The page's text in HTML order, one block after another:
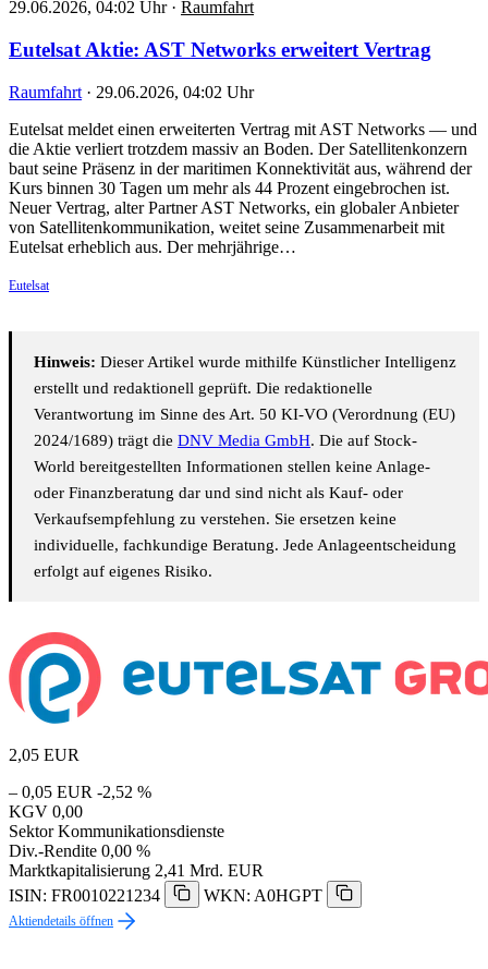
29.06.2026, 04:02 Uhr · Raumfahrt
Eutelsat Aktie: AST Networks erweitert Vertrag
Raumfahrt · 29.06.2026, 04:02 Uhr
Eutelsat meldet einen erweiterten Vertrag mit AST Networks — und
die Aktie verliert trotzdem massiv an Boden. Der Satellitenkonzern
baut seine Präsenz in der maritimen Konnektivität aus, während der
Kurs binnen 30 Tagen um mehr als 44 Prozent eingebrochen ist.
Neuer Vertrag, alter Partner AST Networks, ein globaler Anbieter
von Satellitenkommunikation, weitet seine Zusammenarbeit mit
Eutelsat erheblich aus. Der mehrjährige…
Eutelsat
Hinweis: Dieser Artikel wurde mithilfe Künstlicher Intelligenz
erstellt und redaktionell geprüft. Die redaktionelle
Verantwortung im Sinne des Art. 50 KI-VO (Verordnung (EU)
2024/1689) trägt die DNV Media GmbH. Die auf Stock-
World bereitgestellten Informationen stellen keine Anlage-
oder Finanzberatung dar und sind nicht als Kauf- oder
Verkaufsempfehlung zu verstehen. Sie ersetzen keine
individuelle, fachkundige Beratung. Jede Anlageentscheidung
erfolgt auf eigenes Risiko.
2,05 EUR
– 0,05 EUR -2,52 %
KGV 0,00
Sektor Kommunikationsdienste
Div.-Rendite 0,00 %
Marktkapitalisierung 2,41 Mrd. EUR
ISIN: FR0010221234
WKN: A0HGPT
Aktiendetails öffnen